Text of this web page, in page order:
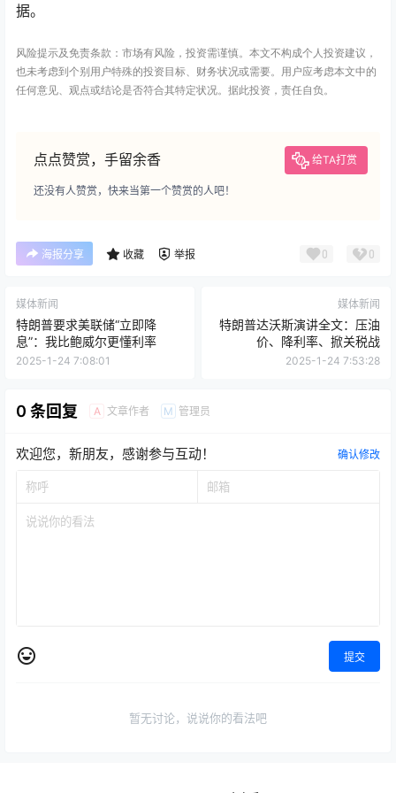
据。
风险提示及免责条款：市场有风险，投资需谨慎。本文不构成个人投资建议，
也未考虑到个别用户特殊的投资目标、财务状况或需要。用户应考虑本文中的
任何意见、观点或结论是否符合其特定状况。据此投资，责任自负。
点点赞赏，手留余香 给TA打赏
还没有人赞赏，快来当第一个赞赏的人吧！
海报分享 收藏 举报 0 0
媒体新闻
特朗普要求美联储“立即降
息”：我比鲍威尔更懂利率
2025-1-24 7:08:01
媒体新闻
特朗普达沃斯演讲全文：压油
价、降利率、掀关税战
2025-1-24 7:53:28
0 条回复 A 文章作者 M 管理员
欢迎您，新朋友，感谢参与互动！ 确认修改
提交
暂无讨论，说说你的看法吧